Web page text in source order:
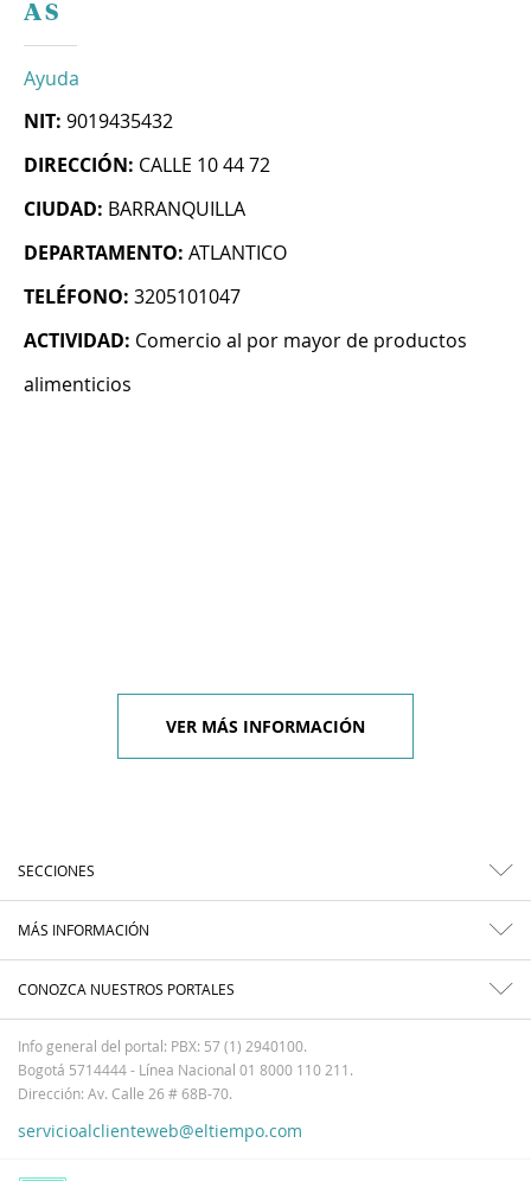
A S
Ayuda
NIT: 9019435432
DIRECCIÓN: CALLE 10 44 72
CIUDAD: BARRANQUILLA
DEPARTAMENTO: ATLANTICO
TELÉFONO: 3205101047
ACTIVIDAD: Comercio al por mayor de productos
alimenticios
VER MÁS INFORMACIÓN
SECCIONES
MÁS INFORMACIÓN
CONOZCA NUESTROS PORTALES
Info general del portal: PBX: 57 (1) 2940100.
Bogotá 5714444 - Línea Nacional 01 8000 110 211.
Dirección: Av. Calle 26 # 68B-70.
servicioalclienteweb@eltiempo.com